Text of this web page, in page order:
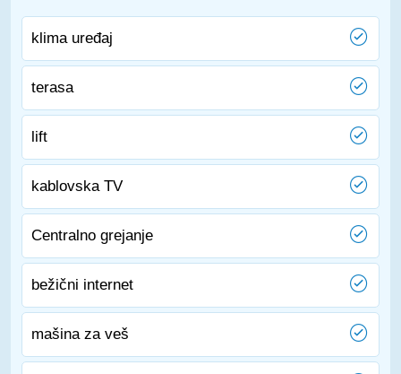
klima uređaj
terasa
lift
kablovska TV
Centralno grejanje
bežični internet
mašina za veš